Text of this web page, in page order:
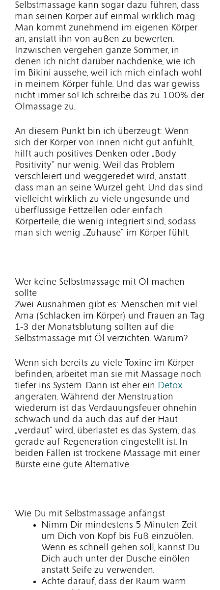
Selbstmassage kann sogar dazu führen, dass
man seinen Körper auf einmal wirklich mag.
Man kommt zunehmend im eigenen Körper
an, anstatt ihn von außen zu bewerten.
Inzwischen vergehen ganze Sommer, in
denen ich nicht darüber nachdenke, wie ich
im Bikini aussehe, weil ich mich einfach wohl
in meinem Körper fühle. Und das war gewiss
nicht immer so! Ich schreibe das zu 100% der
Ölmassage zu.
An diesem Punkt bin ich überzeugt: Wenn
sich der Körper von innen nicht gut anfühlt,
hilft auch positives Denken oder „Body
Positivity“ nur wenig. Weil das Problem
verschleiert und weggeredet wird, anstatt
dass man an seine Wurzel geht. Und das sind
vielleicht wirklich zu viele ungesunde und
überflüssige Fettzellen oder einfach
Körperteile, die wenig integriert sind, sodass
man sich wenig „Zuhause“ im Körper fühlt.
Wer keine Selbstmassage mit Öl machen
sollte
Zwei Ausnahmen gibt es: Menschen mit viel
Ama (Schlacken im Körper) und Frauen an Tag
1-3 der Monatsblutung sollten auf die
Selbstmassage mit Öl verzichten. Warum?
Wenn sich bereits zu viele Toxine im Körper
befinden, arbeitet man sie mit Massage noch
tiefer ins System. Dann ist eher ein Detox
angeraten. Während der Menstruation
wiederum ist das Verdauungsfeuer ohnehin
schwach und da auch das auf der Haut
„verdaut“ wird, überlastet es das System, das
gerade auf Regeneration eingestellt ist. In
beiden Fällen ist trockene Massage mit einer
Bürste eine gute Alternative.
Wie Du mit Selbstmassage anfängst
Nimm Dir mindestens 5 Minuten Zeit
um Dich von Kopf bis Fuß einzuölen.
Wenn es schnell gehen soll, kannst Du
Dich auch unter der Dusche einölen
anstatt Seife zu verwenden.
Achte darauf, dass der Raum warm